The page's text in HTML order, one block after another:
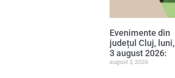
Evenimente din
județul Cluj, luni,
3 august 2026:
august 3, 2026